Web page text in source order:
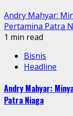
Andry Mahyar:
Pertamina Patra
1 min read
Bisnis
Headline
Andry Mahyar:
Patra Niaga